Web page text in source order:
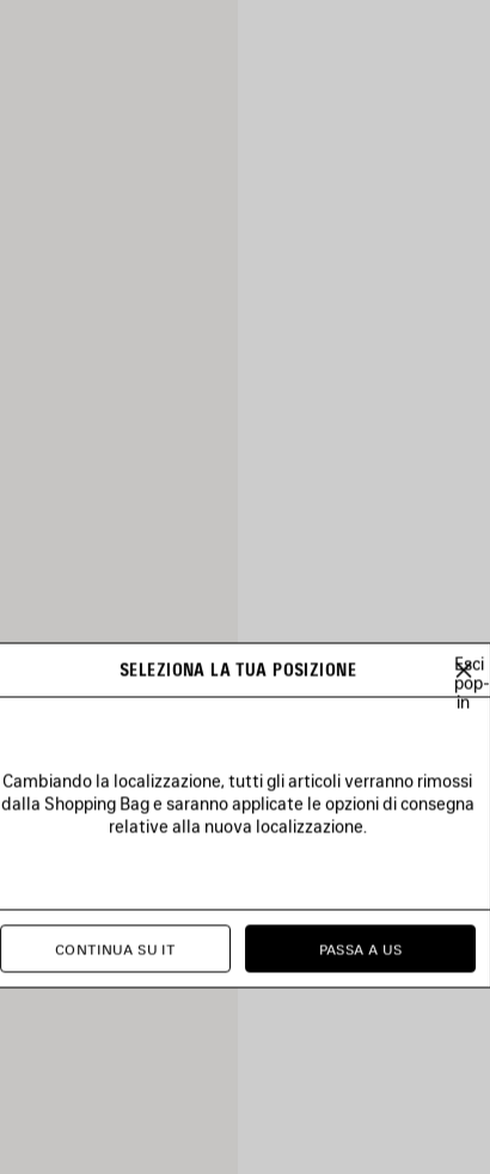
SELEZIONA LA TUA POSIZIONE
Esci
pop-
in
Cambiando la localizzazione, tutti gli articoli verranno rimossi
dalla Shopping Bag e saranno applicate le opzioni di consegna
relative alla nuova localizzazione.
CONTINUA SU IT PASSA A US